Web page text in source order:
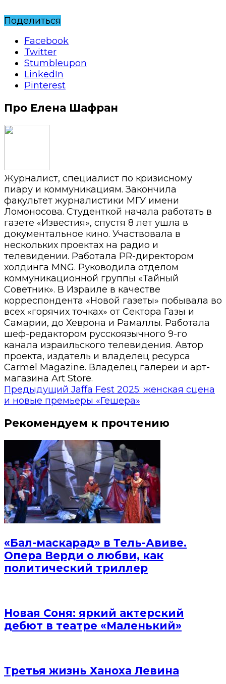
Поделиться
Facebook
Twitter
Stumbleupon
LinkedIn
Pinterest
Про Елена Шафран
Журналист, специалист по кризисному
пиару и коммуникациям. Закончила
факультет журналистики МГУ имени
Ломоносова. Студенткой начала работать в
газете «Известия», спустя 8 лет ушла в
документальное кино. Участвовала в
нескольких проектах на радио и
телевидении. Работала PR-директором
холдинга MNG. Руководила отделом
коммуникационной группы «Тайный
Советник». В Израиле в качестве
корреспондента «Новой газеты» побывала во
всех «горячих точках» от Сектора Газы и
Самарии, до Хеврона и Рамаллы. Работала
шеф-редактором русскоязычного 9-го
канала израильского телевидения. Автор
проекта, издатель и владелец ресурса
Carmel Magazine. Владелец галереи и арт-
магазина Art Store.
Предыдущий Jaffa Fest 2025: женская сцена
и новые премьеры «Гешера»
Рекомендуем к прочтению
«Бал-маскарад» в Тель-Авиве.
Опера Верди о любви, как
политический триллер
Новая Соня: яркий актерский
дебют в театре «Маленький»
Третья жизнь Ханоха Левина